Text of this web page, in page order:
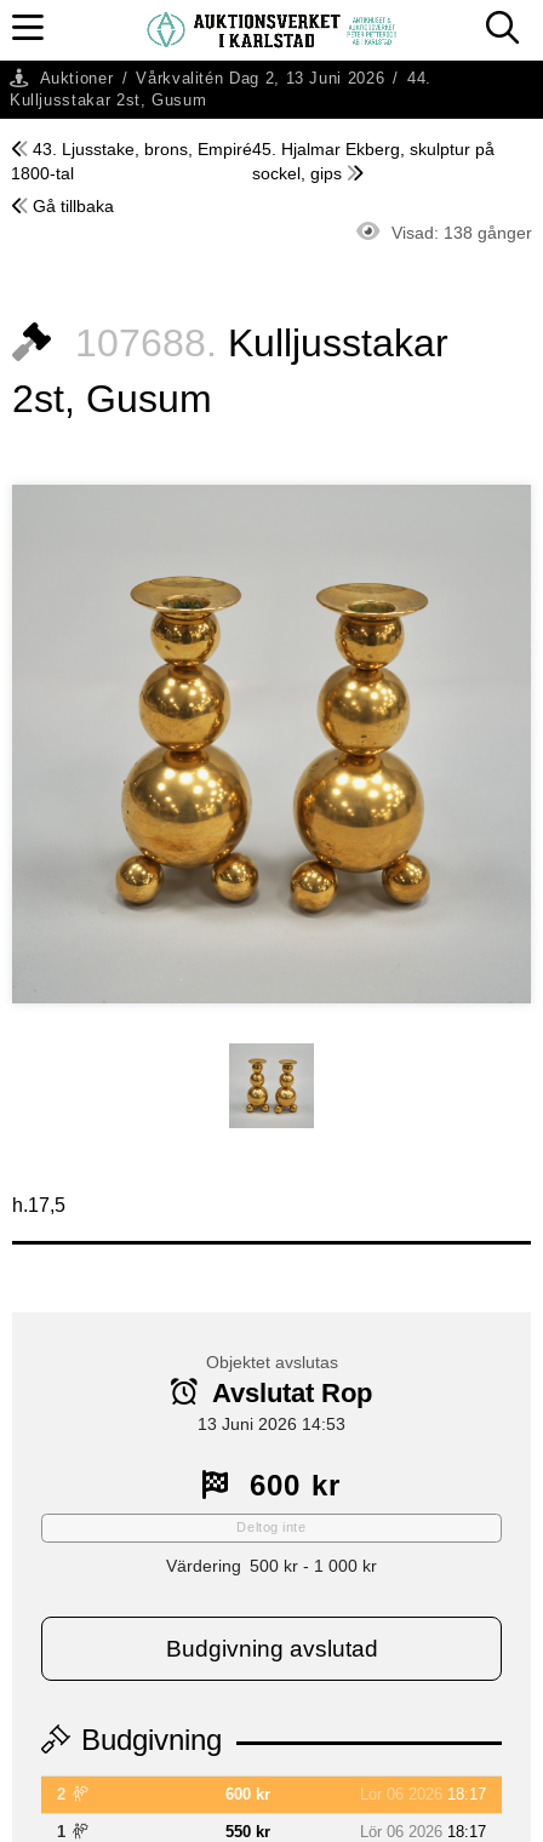
Auktioner / Vårkvalitén Dag 2, 13 Juni 2026 / 44.
Kulljusstakar 2st, Gusum
43. Ljusstake, brons, Empiré
1800-tal
45. Hjalmar Ekberg, skulptur på
sockel, gips
Gå tillbaka
Visad: 138 gånger
107688. Kulljusstakar
2st, Gusum
h.17,5
Objektet avslutas
Avslutat Rop
13 Juni 2026 14:53
600 kr
Deltog inte
Värdering 500 kr- 1 000 kr
Budgivning avslutad
Budgivning
2 600 kr Lör 06 2026 18:17
1 550 kr Lör 06 2026 18:17